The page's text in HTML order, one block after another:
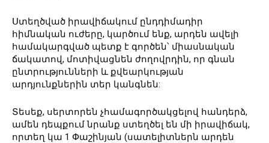
Ստեղծված իրավիճակում ընդդիմադիր
հիմնական ուժերը, կարծում ենք, արդեն ավելի
համակարգված պետք է գործեն՝ միասնական
ճակատով, մոտիվացնեն ժողովրդին, որ գնան
ընտրությունների և քվեարկության
արդյունքներին տեր կանգնեն:
Տեսեք, սերտորեն չհամագործակցելով հանդերձ,
ամեն դեպքում նրանք ստեղծել են մի իրավիճակ,
որտեղ կա 1 Փաշինյան (սատելիտներն արդեն